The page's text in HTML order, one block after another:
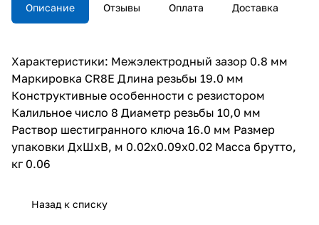
Описание Отзывы Оплата Доставка
Характеристики: Межэлектродный зазор 0.8 мм
Маркировка CR8E Длина резьбы 19.0 мм
Конструктивные особенности с резистором
Калильное число 8 Диаметр резьбы 10,0 мм
Раствор шестигранного ключа 16.0 мм Размер
упаковки ДхШхВ, м 0.02x0.09x0.02 Масса брутто,
кг 0.06
Назад к списку